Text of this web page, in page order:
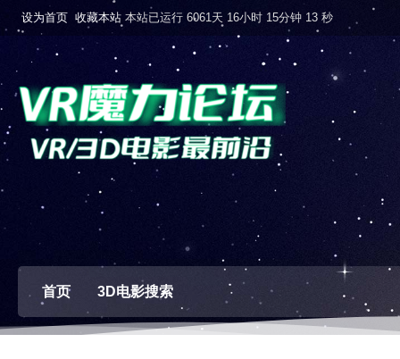
设为首页 收藏本站 本站已运行 6061天 16小时 15分钟 14 秒
首页 3D电影搜索